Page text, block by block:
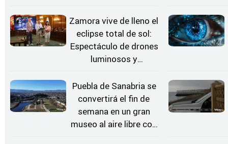
Zamora vive de lleno el
eclipse total de sol:
Espectáculo de drones
luminosos y
Estrellas
Puebla de Sanabria se
convertirá el fin de
semana en un gran
museo al aire libre con